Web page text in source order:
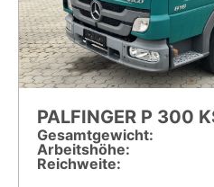
PALFINGER P 300
Gesamt­gewicht:
Arbeitshöhe:
Reichweite: